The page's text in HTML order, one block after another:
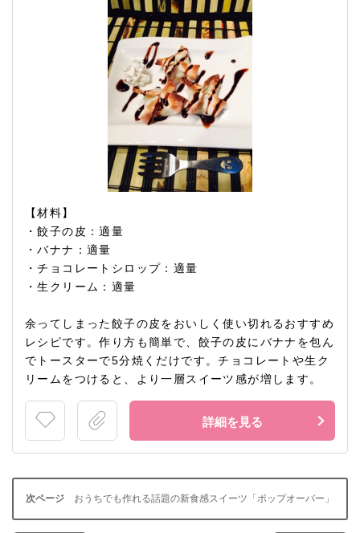
【材料】
・餃子の皮：適量
・バナナ：適量
・チョコレートシロップ：適量
・生クリーム：適量
余ってしまった餃子の皮をおいしく使い切れるおすすめ
レシピです。作り方も簡単で、餃子の皮にバナナを包ん
でトースターで5分焼くだけです。チョコレートや生ク
リームをつけると、より一層スイーツ感が増します。
詳細を見る
おうちでも作れる話題の新食感スイーツ「ポップオーバー」